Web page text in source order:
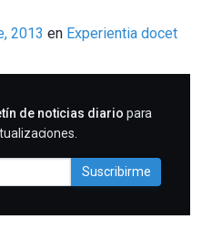
2013 en Experientia docet
de noticias diario para
Suscribirme